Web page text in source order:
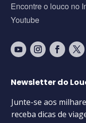
Encontre o louco no
Youtube
Newsletter do